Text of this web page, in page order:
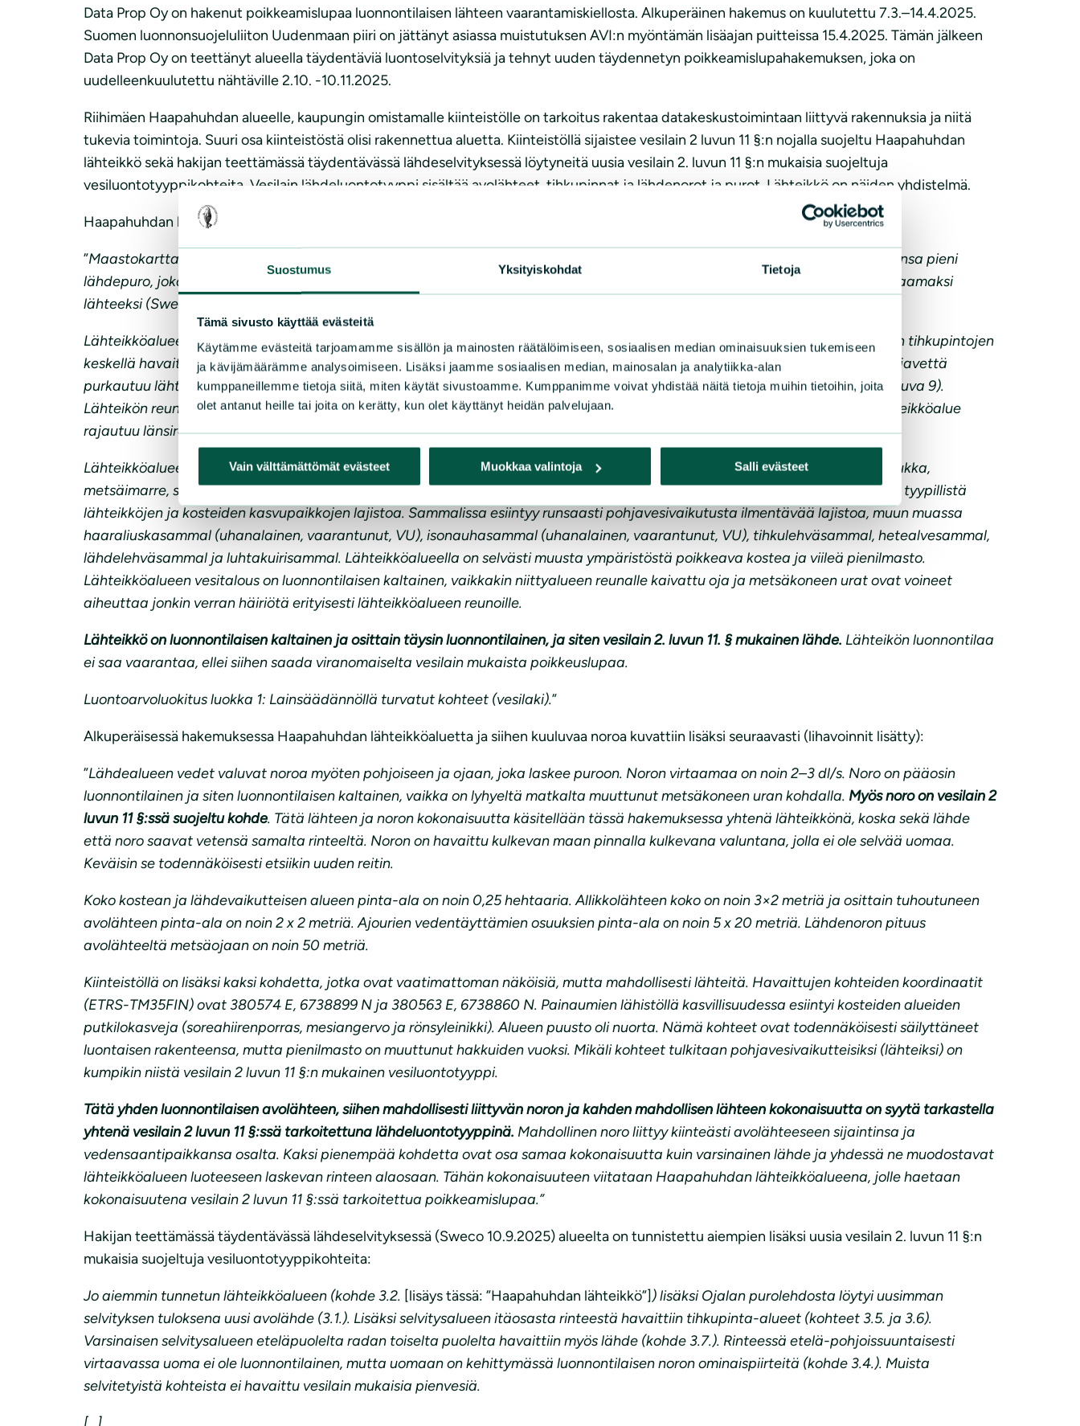
Suostumus Yksityiskohdat Tietoja
Tämä sivusto käyttää evästeitä
Käytämme evästeitä tarjoamamme sisällön ja mainosten räätälöimiseen, sosiaalisen median ominaisuuksien tukemiseen
ja kävijämäärämme analysoimiseen. Lisäksi jaamme sosiaalisen median, mainosalan ja analytiikka-alan
kumppaneillemme tietoja siitä, miten käytät sivustoamme. Kumppanimme voivat yhdistää näitä tietoja muihin tietoihin, joita
olet antanut heille tai joita on kerätty, kun olet käyttänyt heidän palvelujaan.
Vain välttämättömät evästeet Muokkaa valintoja Salli evästeet
Data Prop Oy on hakenut poikkeamislupaa luonnontilaisen lähteen vaarantamiskiellosta. Alkuperäinen hakemus on kuulutettu 7.3.–14.4.2025.
Suomen luonnonsuojeluliiton Uudenmaan piiri on jättänyt asiassa muistutuksen AVI:n myöntämän lisäajan puitteissa 15.4.2025. Tämän jälkeen
Data Prop Oy on teettänyt alueella täydentäviä luontoselvityksiä ja tehnyt uuden täydennetyn poikkeamislupahakemuksen, joka on
uudelleenkuulutettu nähtäville 2.10. -10.11.2025.
Riihimäen Haapahuhdan alueelle, kaupungin omistamalle kiinteistölle on tarkoitus rakentaa datakeskustoimintaan liittyvä rakennuksia ja niitä
tukevia toimintoja. Suuri osa kiinteistöstä olisi rakennettua aluetta. Kiinteistöllä sijaistee vesilain 2 luvun 11 §:n nojalla suojeltu Haapahuhdan
lähteikkö sekä hakijan teettämässä täydentävässä lähdeselvityksessä löytyneitä uusia vesilain 2. luvun 11 §:n mukaisia suojeltuja
vesiluontotyyppikohteita. Vesilain lähdeluontotyyppi sisältää avolähteet, tihkupinnat ja lähdenorot ja purot. Lähteikkö on näiden yhdistelmä.
Haapahuhdan lähteikön kuvaus täydennetyssä lähdeselvityksessä (Sweco 10.9.2025, lihavoinnit lisätty):
”Maastokarttaan merkitty tunnettu kohde on avolähteiden ja tihkupintojen muodostama lähteikkökokonaisuus, josta saa alkunsa pieni
lähdepuro, joka purkaa vetensä Ojalan purolehdon puroon (kuva 7). Lähde on tunnistettu aiemmissa selvityksissä vesilain suojaamaksi
lähteeksi (Sweco 2024,2025; Riihimäen kaupunki 2007).
Lähteikköalueella on yksi selvärajainen allikkolähde (kuva 8) (noin 3 m x 2 m, 60 cm syvä, veden lämpötila 8,3 astetta) ja toinen tihkupintojen
keskellä havaittavissa oleva lähdeallas (noin 2 m x 1,5 m, veden lämpötila 6,7 astetta), josta pohjavettä purkautuu. Lisäksi pohjavettä
purkautuu lähteikköalueella maan pinnalle tihkumalla laajalta alueelta. Paikoin tihkupinnoilla on myös pieniä avovesipintoja (kuva 9).
Lähteikön reunasta on metsähakkuiden yhteydessä ajettu metsäkoneella, mutta lähteikkö on palautunut häiriöstä hyvin. Lähteikköalue
rajautuu länsireunalta avonaiseen niittyalueeseen, jonka reunalla on oja.
Lähteikköalueen putkilokasvillisuutta edustavat muun muassa leskenlehti, purolitukka, mesiangervo, ojakellukka, suokeltto, lillukka,
metsäimarre, suo-ohdake, lehtotähtimö ja raate, joista erityisesti purolitukka ja suokeltto ovat lähteisyyden ilmentäjiä ja muut tyypillistä
lähteikköjen ja kosteiden kasvupaikkojen lajistoa. Sammalissa esiintyy runsaasti pohjavesivaikutusta ilmentävää lajistoa, muun muassa
haaraliuskasammal (uhanalainen, vaarantunut, VU), isonauhasammal (uhanalainen, vaarantunut, VU), tihkulehväsammal, hetealvesammal,
lähdelehväsammal ja luhtakuirisammal. Lähteikköalueella on selvästi muusta ympäristöstä poikkeava kostea ja viileä pienilmasto.
Lähteikköalueen vesitalous on luonnontilaisen kaltainen, vaikkakin niittyalueen reunalle kaivattu oja ja metsäkoneen urat ovat voineet
aiheuttaa jonkin verran häiriötä erityisesti lähteikköalueen reunoille.
Lähteikkö on luonnontilaisen kaltainen ja osittain täysin luonnontilainen, ja siten vesilain 2. luvun 11. § mukainen lähde. Lähteikön luonnontilaa
ei saa vaarantaa, ellei siihen saada viranomaiselta vesilain mukaista poikkeuslupaa.
Luontoarvoluokitus luokka 1: Lainsäädännöllä turvatut kohteet (vesilaki).”
Alkuperäisessä hakemuksessa Haapahuhdan lähteikköaluetta ja siihen kuuluvaa noroa kuvattiin lisäksi seuraavasti (lihavoinnit lisätty):
”Lähdealueen vedet valuvat noroa myöten pohjoiseen ja ojaan, joka laskee puroon. Noron virtaamaa on noin 2–3 dl/s. Noro on pääosin
luonnontilainen ja siten luonnontilaisen kaltainen, vaikka on lyhyeltä matkalta muuttunut metsäkoneen uran kohdalla. Myös noro on vesilain 2
luvun 11 §:ssä suojeltu kohde. Tätä lähteen ja noron kokonaisuutta käsitellään tässä hakemuksessa yhtenä lähteikkönä, koska sekä lähde
että noro saavat vetensä samalta rinteeltä. Noron on havaittu kulkevan maan pinnalla kulkevana valuntana, jolla ei ole selvää uomaa.
Keväisin se todennäköisesti etsiikin uuden reitin.
Koko kostean ja lähdevaikutteisen alueen pinta-ala on noin 0,25 hehtaaria. Allikkolähteen koko on noin 3×2 metriä ja osittain tuhoutuneen
avolähteen pinta-ala on noin 2 x 2 metriä. Ajourien vedentäyttämien osuuksien pinta-ala on noin 5 x 20 metriä. Lähdenoron pituus
avolähteeltä metsäojaan on noin 50 metriä.
Kiinteistöllä on lisäksi kaksi kohdetta, jotka ovat vaatimattoman näköisiä, mutta mahdollisesti lähteitä. Havaittujen kohteiden koordinaatit
(ETRS-TM35FIN) ovat 380574 E, 6738899 N ja 380563 E, 6738860 N. Painaumien lähistöllä kasvillisuudessa esiintyi kosteiden alueiden
putkilokasveja (soreahiirenporras, mesiangervo ja rönsyleinikki). Alueen puusto oli nuorta. Nämä kohteet ovat todennäköisesti säilyttäneet
luontaisen rakenteensa, mutta pienilmasto on muuttunut hakkuiden vuoksi. Mikäli kohteet tulkitaan pohjavesivaikutteisiksi (lähteiksi) on
kumpikin niistä vesilain 2 luvun 11 §:n mukainen vesiluontotyyppi.
Tätä yhden luonnontilaisen avolähteen, siihen mahdollisesti liittyvän noron ja kahden mahdollisen lähteen kokonaisuutta on syytä tarkastella
yhtenä vesilain 2 luvun 11 §:ssä tarkoitettuna lähdeluontotyyppinä. Mahdollinen noro liittyy kiinteästi avolähteeseen sijaintinsa ja
vedensaantipaikkansa osalta. Kaksi pienempää kohdetta ovat osa samaa kokonaisuutta kuin varsinainen lähde ja yhdessä ne muodostavat
lähteikköalueen luoteeseen laskevan rinteen alaosaan. Tähän kokonaisuuteen viitataan Haapahuhdan lähteikköalueena, jolle haetaan
kokonaisuutena vesilain 2 luvun 11 §:ssä tarkoitettua poikkeamislupaa.”
Hakijan teettämässä täydentävässä lähdeselvityksessä (Sweco 10.9.2025) alueelta on tunnistettu aiempien lisäksi uusia vesilain 2. luvun 11 §:n
mukaisia suojeltuja vesiluontotyyppikohteita:
Jo aiemmin tunnetun lähteikköalueen (kohde 3.2. [lisäys tässä: ”Haapahuhdan lähteikkö”]) lisäksi Ojalan purolehdosta löytyi uusimman
selvityksen tuloksena uusi avolähde (3.1.). Lisäksi selvitysalueen itäosasta rinteestä havaittiin tihkupinta-alueet (kohteet 3.5. ja 3.6).
Varsinaisen selvitysalueen eteläpuolelta radan toiselta puolelta havaittiin myös lähde (kohde 3.7.). Rinteessä etelä-pohjoissuuntaisesti
virtaavassa uoma ei ole luonnontilainen, mutta uomaan on kehittymässä luonnontilaisen noron ominaispiirteitä (kohde 3.4.). Muista
selvitetyistä kohteista ei havaittu vesilain mukaisia pienvesiä.